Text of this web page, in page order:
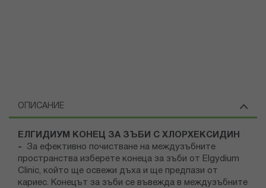
ОПИСАНИЕ
ЕЛГИДИУМ КОНЕЦ ЗА ЗЪБИ С ХЛОРХЕКСИДИН
- За ефективно почистване на междузъбните
пространства изберете конеца за зъби от Elgydium
Clinic, който ще освежи дъха и ще предпази от
кариес. Конецът за зъби се въвежда в междузъбните